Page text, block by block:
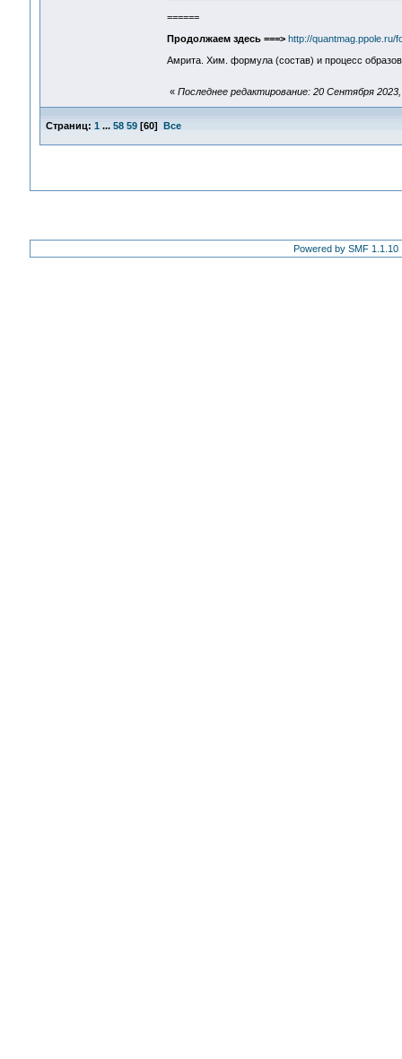
======
Продолжаем здесь ===> http://quantmag.ppole.ru/
Амрита. Хим. формула (состав) и процесс
« Последнее редактирование: 20 Сентября
Страниц: 1 ... 58 59[60] Все
Powered by SMF 1.1.10